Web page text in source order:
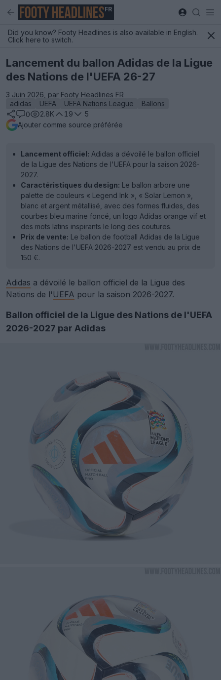
FR
Did you know? Footy Headlines is also available in English.
Click here to switch.
Lancement du ballon Adidas de la Ligue
des Nations de l'UEFA 26-27
3 Juin 2026, par Footy Headlines FR
adidas
UEFA UEFA Nations League
Ballons
0
2.8K 19
5
Ajouter comme source préférée
Lancement officiel: Adidas a dévoilé le ballon officiel
de la Ligue des Nations de l'UEFA pour la saison 2026-
2027.
Caractéristiques du design: Le ballon arbore une
palette de couleurs « Legend Ink », « Solar Lemon »,
blanc et argent métallisé, avec des formes fluides, des
courbes bleu marine foncé, un logo Adidas orange vif et
des mots latins inspirants le long des coutures.
Prix de vente: Le ballon de football Adidas de la Ligue
des Nations de l'UEFA 2026-2027 est vendu au prix de
150 €.
Adidas a dévoilé le ballon officiel de la Ligue des
Nations de l' UEFA pour la saison 2026-2027.
Ballon officiel de la Ligue des Nations de l'UEFA
2026-2027 par Adidas